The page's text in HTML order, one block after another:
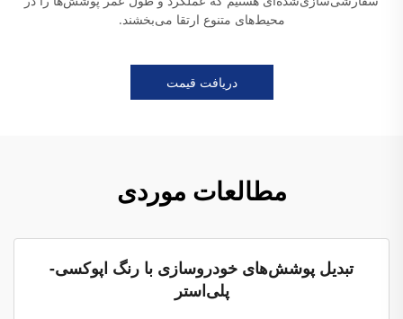
محیط‌های متنوع ارتقا می‌بخشند.
دریافت قیمت
مطالعات موردی
تبدیل پوشش‌های خودروسازی با رنگ اپوکسی-
پلی‌استر